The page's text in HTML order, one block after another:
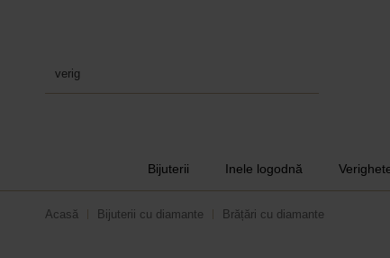
verighete
Bijuterii Inele logodnă
Acasă Bijuterii cu diamante Brățări cu diamante